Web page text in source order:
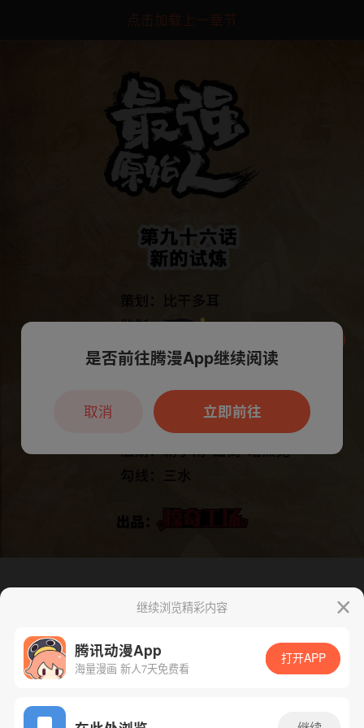
点击加载上一章节
App免费看
继续浏览精彩内容
腾讯动漫App
海量漫画 新人7天免费看
打开APP
本章节仅支持App阅读，可打开App新用
户7天免费看
是否前往腾漫App继续阅读
立即前往
取消